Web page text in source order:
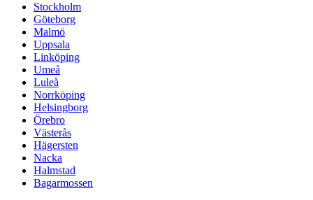
Stockholm
Göteborg
Malmö
Uppsala
Linköping
Umeå
Luleå
Norrköping
Helsingborg
Örebro
Västerås
Hägersten
Nacka
Halmstad
Bagarmossen